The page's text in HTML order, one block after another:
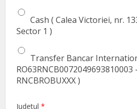
Cash ( Calea Victoriei, nr.
Sector 1 )
Transfer Bancar
RNCBROBUXXX )
Judetul*